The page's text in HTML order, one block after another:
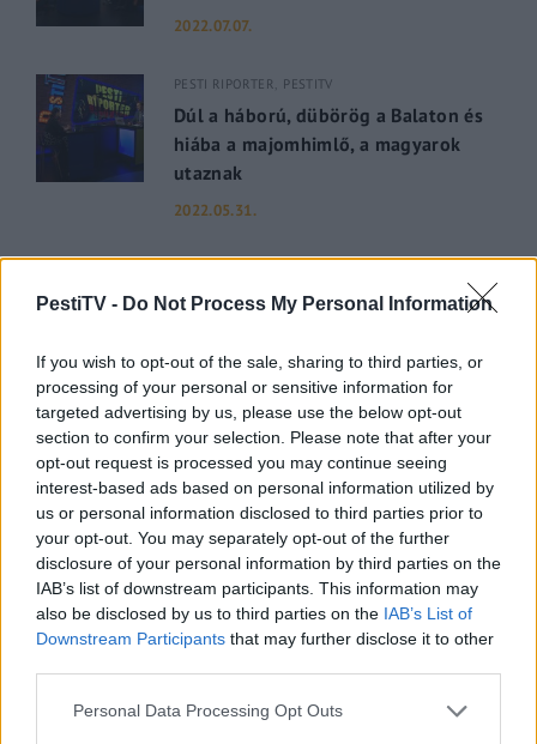
PestiTV - Do Not Process My Personal Information
If you wish to opt-out of the sale, sharing to third parties, or
processing of your personal or sensitive information for
targeted advertising by us, please use the below opt-out
section to confirm your selection. Please note that after your
opt-out request is processed you may continue seeing
interest-based ads based on personal information utilized by
us or personal information disclosed to third parties prior to
your opt-out. You may separately opt-out of the further
disclosure of your personal information by third parties on the
IAB’s list of downstream participants. This information may
also be disclosed by us to third parties on the IAB’s List of
Downstream Participants that may further disclose it to other
Please note that this website/app uses one or more Google
Personal Data Processing Opt Outs
2022.07.07.
PESTI RIPORTER PESTITV
Dúl a háború, dübörög a Balaton és
hiába a majomhimlő, a magyarok
utaznak
2022.05.31.
Kiderült Geszler Dorottya
2022.05.31.
GERILLA BÁR PESTITV
Erdélyi turnéra indul a Sárik Péter
Trió
2022.05.31.